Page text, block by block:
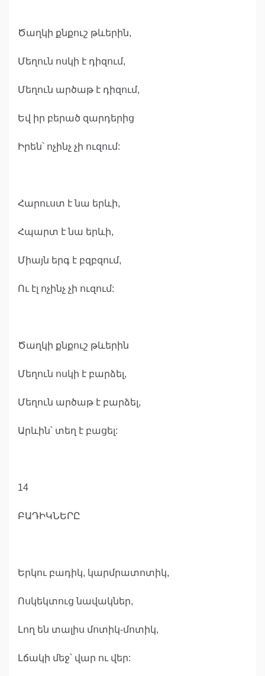
Ծաղկի քնքուշ թևերին,
Մեղուն ոսկի է դիզում,
Մեղուն արծաթ է դիզում,
Եվ իր բերած զարդերից
Իրեն՝ ոչինչ չի ուզում:
Հարուստ է նա երևի,
Հպարտ է նա երևի,
Միայն երգ է բզբզում,
Ու էլ ոչինչ չի ուզում:
Ծաղկի քնքուշ թևերին
Մեղուն ոսկի է բարձել,
Մեղուն արծաթ է բարձել,
Արևին՝ տեղ է բացել:
14
ԲԱԴԻԿՆԵՐԸ
Երկու բադիկ, կարմրատոտիկ,
Ոսկեկտուց նավակներ,
Լող են տալիս մոտիկ-մոտիկ,
Լճակի մեջ՝ վար ու վեր: